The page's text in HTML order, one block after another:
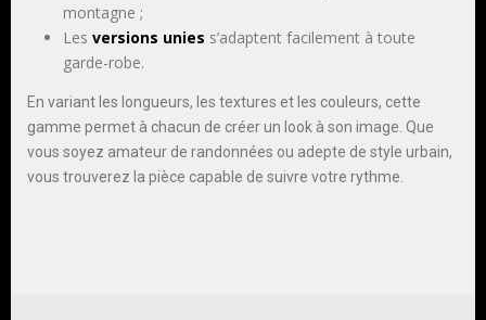
montagne ;
Les versions unies s’adaptent facilement à toute
garde-robe.
En variant les longueurs, les textures et les couleurs, cette
gamme permet à chacun de créer un look à son image. Que
vous soyez amateur de randonnées ou adepte de style urbain,
vous trouverez la pièce capable de suivre votre rythme.